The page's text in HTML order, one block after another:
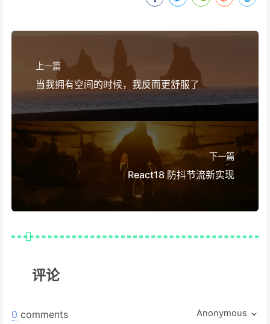
上一篇
当我拥有空间的时候，我反而更舒服了
下一篇
React18 防抖节流新实现
评论
0 comments Anonymous